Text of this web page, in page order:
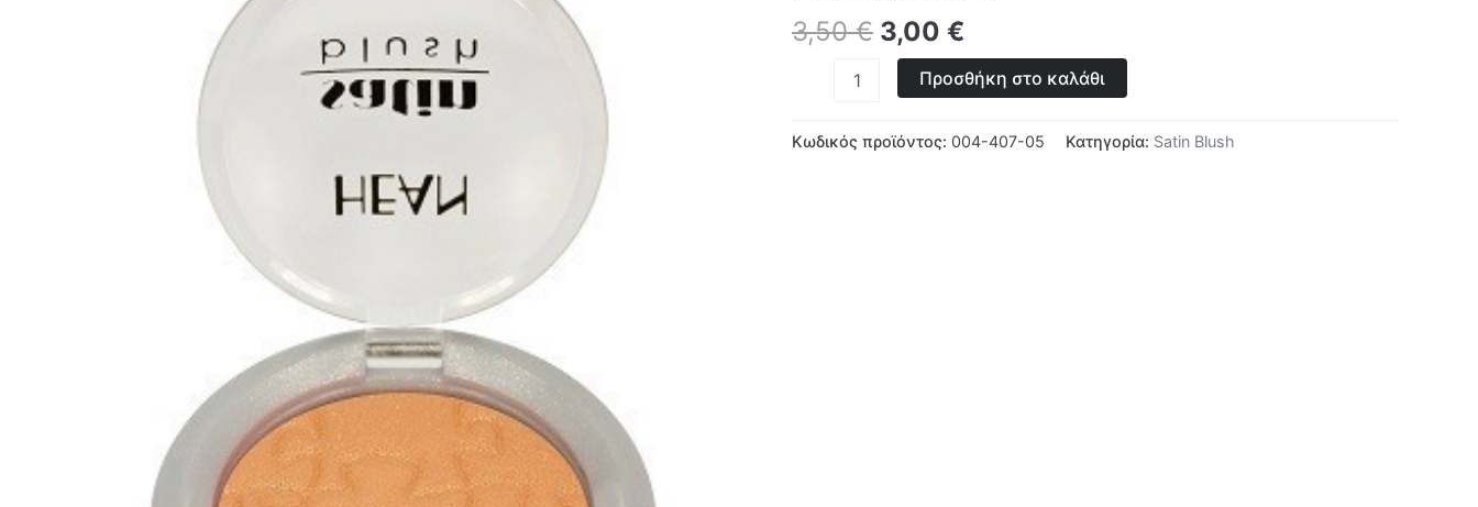
3,50€ 3,50 €.
3,00 €
3,00 €.
Προσθήκη στο καλάθι
Κωδικός προϊόντος: 004-407-05 Κατηγορία: Satin Blush